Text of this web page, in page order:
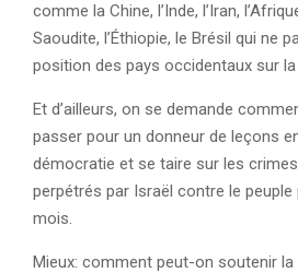
comme la Chine, l’Inde, l’Iran,
Saoudite, l’Éthiopie, le Brésil qui ne
position des pays occidentaux sur la
Et d’ailleurs, on se demande
passer pour un donneur de leçons
démocratie et se taire sur les
perpétrés par Israël contre le
mois.
Mieux: comment peut-on soutenir la